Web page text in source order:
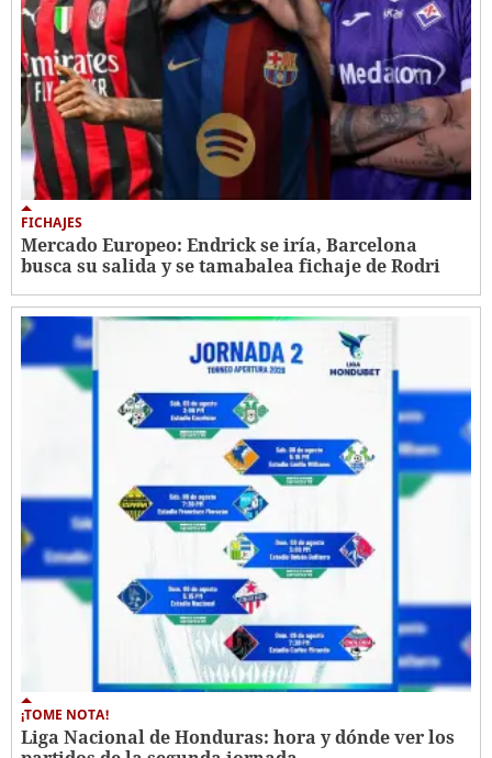
FICHAJES
Mercado Europeo: Endrick se iría, Barcelona
busca su salida y se tamabalea fichaje de Rodri
¡TOME NOTA!
Liga Nacional de Honduras: hora y dónde ver los